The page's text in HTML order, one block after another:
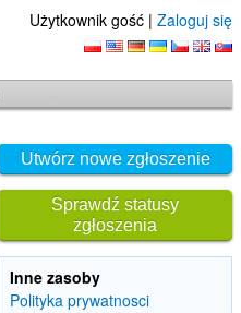
Użytkownik gość | Zaloguj się
Utwórz nowe zgłoszenie
Sprawdź statusy
zgłoszenia
Inne zasoby
Polityka prywatnosci